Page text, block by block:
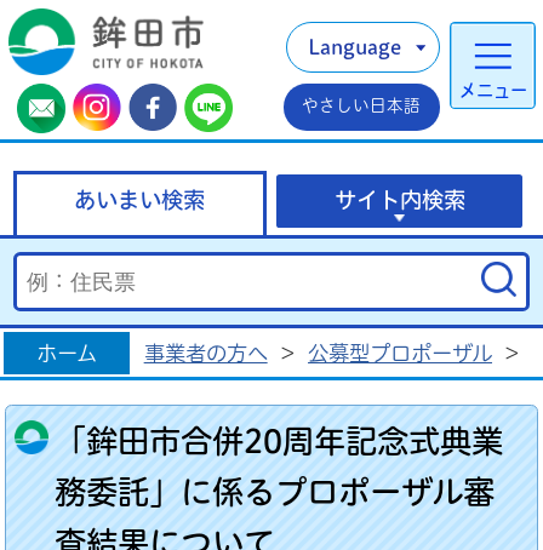
メニュー
Language
やさしい日本語
あいまい検索 サイト内検索
ホーム 事業者の方へ > 公募型プロポーザル >
「鉾田市合併20周年記念式典業
務委託」に係るプロポーザル審
査結果について